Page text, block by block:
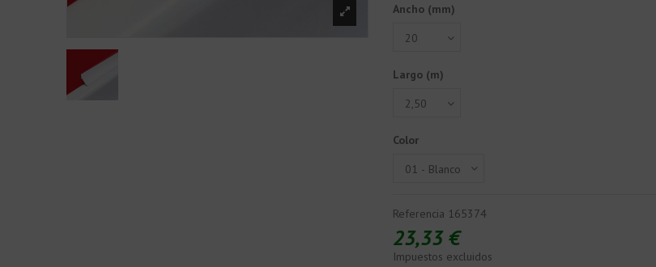
Ancho (mm)
Largo (m)
Color
Referencia 165374
23,33 €
Impuestos excluidos